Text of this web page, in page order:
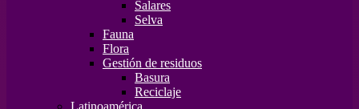
Salares
Selva
Fauna
Flora
Gestión de residuos
Basura
Reciclaje
Latinoamérica